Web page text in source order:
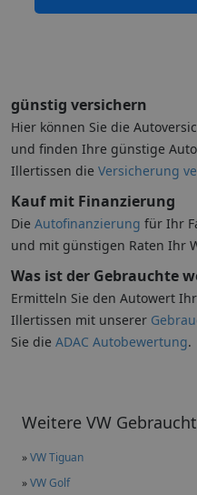
Weitere VW
»VW Tiguan
»VW Golf
günstig versichern
Hier können Sie die
und finden Ihre günstige
Illertissen die Versicherung
Kauf mit Finanzierung
Die Autofinanzierung für Ihr
und mit günstigen Raten Ihr
Was ist der Gebrauchte
Ermitteln Sie den Autowert
Illertissen mit unserer
Sie die ADAC Autobewertung.